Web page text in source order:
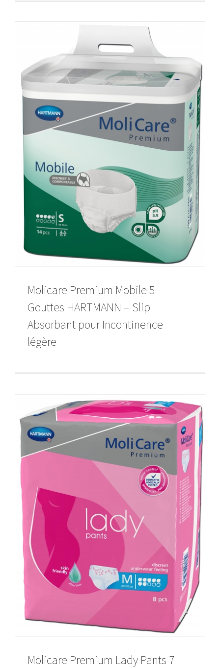
Molicare Premium Mobile 5
Gouttes HARTMANN – Slip
Absorbant pour Incontinence
légère
Molicare Premium Lady Pants 7